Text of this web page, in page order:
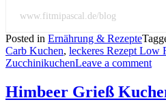
www.fitmipascal.de/blog
Posted in Ernährung & Rezepte
Carb Kuchen, leckeres Rezept Low
ZucchinikuchenLeave a comment
Himbeer Grieß